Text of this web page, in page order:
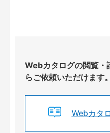
Webカタログの閲覧・
らご依頼いただけます。
Webカタ